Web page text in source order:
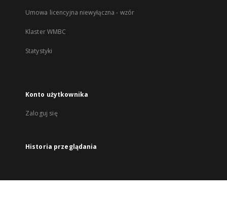
Umowa licencyjna niewyłączna - wzór
Klaster WMBC
Statystyki
Konto użytkownika
Zaloguj się
Historia przeglądania